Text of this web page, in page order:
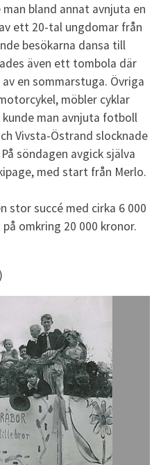
bland annat avnjuta en
ett 20-tal ungdomar från
besökarna dansa till
även ett tombola där
en sommarstuga. Övriga
möbler cyklar
man avnjuta fotboll
Vivsta-Östrand slocknade
söndagen avgick själva
med start från Merlo.
stor succé med cirka 6 000
omkring 20 000 kronor.
)